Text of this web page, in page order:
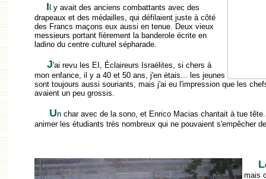
I l y avait des anciens combattants avec des
drapeaux et des médailles, qui défilaient juste à côté
des Francs maçons eux aussi en tenue. Deux vieux
messieurs portant fièrement la banderole écrite en
ladino du centre culturel sépharade.
J'ai revu les EI, Éclaireurs Israélites, si chers à
mon enfance, il y a 40 et 50 ans, j'en étais... les jeunes
sont toujours aussi souriants, mais j'ai eu l'impression que les
avaient un peu grossis.
Un char avec de la sono, et Enrico Macias chantait à tue
animer les étudiants très nombreux qui ne pouvaient s'empêcher
L
mais